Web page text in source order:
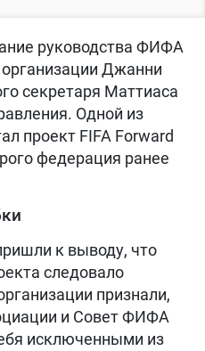
руководства ФИФА
Джанни
секретаря Маттиаса
Одной из
проект FIFA Forward
федерация ранее
к выводу, что
следовало
признали,
и Совет ФИФА
исключенными из